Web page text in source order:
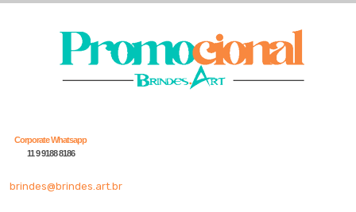
Corporate Whatsapp
11 9 9188 8186
brindes@brindes.art.br